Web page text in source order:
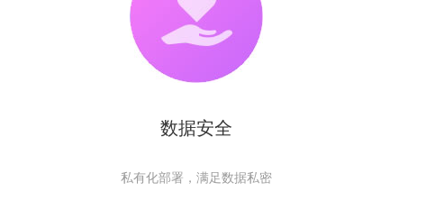
数据安全
私有化部署，满足数据私密